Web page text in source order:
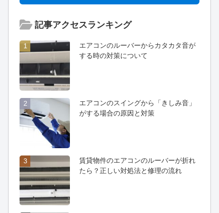
記事アクセスランキング
1
エアコンのルーバーからカタカタ音が
する時の対策について
2
エアコンのスイングから「きしみ音」
がする場合の原因と対策
3
賃貸物件のエアコンのルーバーが折れ
たら？正しい対処法と修理の流れ